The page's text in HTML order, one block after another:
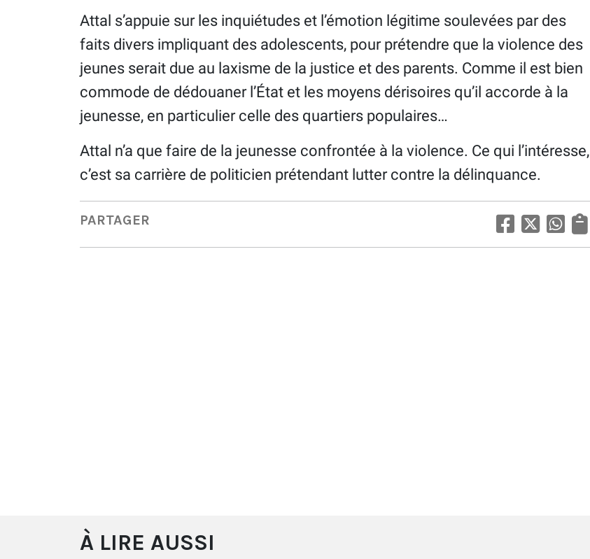
Attal s’appuie sur les inquiétudes et l’émotion légitime soulevées par des
faits divers impliquant des adolescents, pour prétendre que la violence des
jeunes serait due au laxisme de la justice et des parents. Comme il est bien
commode de dédouaner l’État et les moyens dérisoires qu’il accorde à la
jeunesse, en particulier celle des quartiers populaires…
Attal n’a que faire de la jeunesse confrontée à la violence. Ce qui l’intéresse,
c’est sa carrière de politicien prétendant lutter contre la délinquance.
PARTAGER
À LIRE AUSSI